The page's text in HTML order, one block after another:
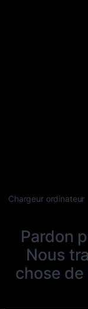
Chargeur ordinateur
Pardon
Nous
chose